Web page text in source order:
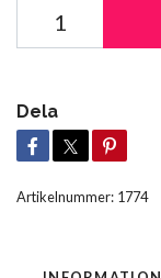
Dela
Artikelnummer: 1774